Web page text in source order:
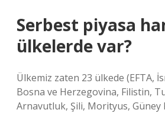
Serbest piyasa
ülkelerde var?
Ülkemiz zaten 23 ülkede (EFTA,
Bosna ve Herzegovina, Filistin,
Arnavutluk, Şili, Morityus, Güney